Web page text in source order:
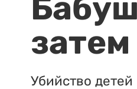
Убийство